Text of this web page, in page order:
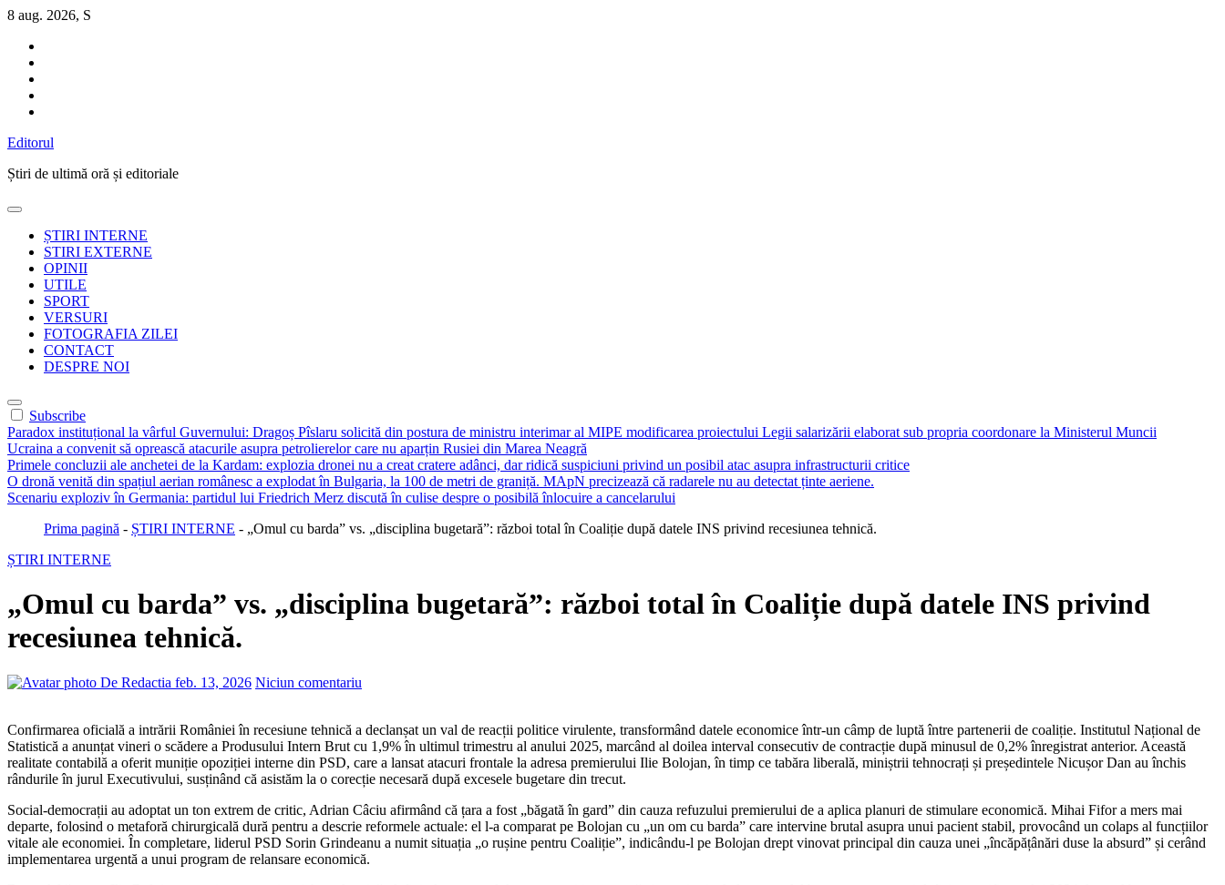
Sari
conținut
8 aug. 2026, S
Editorul
Știri de ultimă oră și editoriale
ȘTIRI INTERNE
STIRI EXTERNE
OPINII
UTILE
SPORT
VERSURI
FOTOGRAFIA ZILEI
CONTACT
DESPRE NOI
Subscribe
Paradox instituțional la vârful Guvernului: Dragoș Pîslaru solicită din postura de ministru interimar al MIPE modificarea proiectului Legii salarizării elaborat sub propria coordonare la Ministerul Muncii
Ucraina a convenit să oprească atacurile asupra petrolierelor care nu aparțin Rusiei din Marea Neagră
Primele concluzii ale anchetei de la Kardam: explozia dronei nu a creat cratere adânci, dar ridică suspiciuni privind un posibil atac asupra infrastructurii critice
O dronă venită din spațiul aerian românesc a explodat în Bulgaria, la 100 de metri de graniță. MApN precizează că radarele nu au detectat ținte aeriene.
Scenariu exploziv în Germania: partidul lui Friedrich Merz discută în culise despre o posibilă înlocuire a cancelarului
Prima pagină - ȘTIRI INTERNE - „Omul cu barda” vs. „disciplina bugetară”: război total în Coaliție după datele INS privind recesiunea tehnică.
ȘTIRI INTERNE
„Omul cu barda” vs. „disciplina bugetară”: război total în Coaliție după datele INS privind
recesiunea tehnică.
De Redactia feb. 13, 2026 Niciun comentariu
Confirmarea oficială a intrării României în recesiune tehnică a declanșat un val de reacții politice virulente, transformând datele economice într-un câmp de luptă între partenerii de coaliție. Institutul Național de
Statistică a anunțat vineri o scădere a Produsului Intern Brut cu 1,9% în ultimul trimestru al anului 2025, marcând al doilea interval consecutiv de contracție după minusul de 0,2% înregistrat anterior. Această
realitate contabilă a oferit muniție opoziției interne din PSD, care a lansat atacuri frontale la adresa premierului Ilie Bolojan, în timp ce tabăra liberală, miniștrii tehnocrați și președintele Nicușor Dan au închis
rândurile în jurul Executivului, susținând că asistăm la o corecție necesară după excesele bugetare din trecut.
Social-democrații au adoptat un ton extrem de critic, Adrian Câciu afirmând că țara a fost „băgată în gard” din cauza refuzului premierului de a aplica planuri de stimulare economică. Mihai Fifor a mers mai
departe, folosind o metaforă chirurgicală dură pentru a descrie reformele actuale: el l-a comparat pe Bolojan cu „un om cu barda” care intervine brutal asupra unui pacient stabil, provocând un colaps al funcțiilor
vitale ale economiei. În completare, liderul PSD Sorin Grindeanu a numit situația „o rușine pentru Coaliție”, indicându-l pe Bolojan drept vinovat principal din cauza unei „încăpățânări duse la absurd” și cerând
implementarea urgentă a unui program de relansare economică.